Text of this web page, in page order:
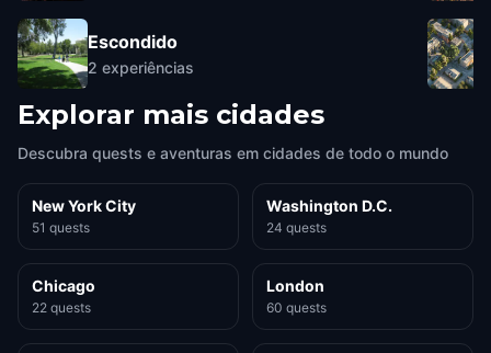
Escondido
2 experiências
Explorar mais cidades
Descubra quests e aventuras em cidades de todo o mundo
New York City
51 quests
Washington D.C.
24 quests
Chicago
22 quests
London
60 quests